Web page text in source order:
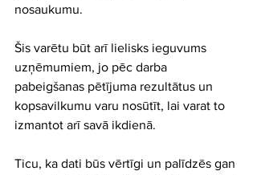
nosaukumu.
Šis varētu būt arī lielisks ieguvums
uzņēmumiem, jo pēc darba
pabeigšanas pētījuma rezultātus un
kopsavilkumu varu nosūtīt, lai varat to
izmantot arī savā ikdienā.
Ticu, ka dati būs vērtīgi un palīdzēs gan